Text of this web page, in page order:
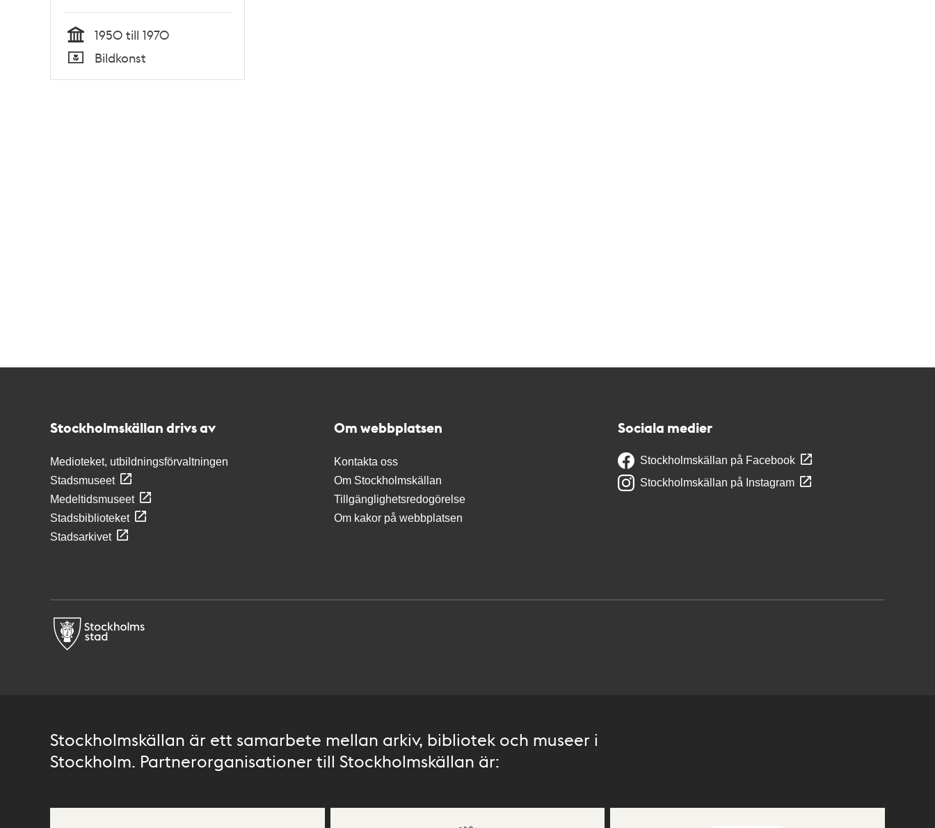
Tid
1950 till 1970
Typ
Bildkonst
Stockholmskällan drivs av
Medioteket, utbildningsförvaltningen
Stadsmuseet
Medeltidsmuseet
Stadsbiblioteket
Stadsarkivet
Om webbplatsen
Kontakta oss
Om Stockholmskällan
Tillgänglighetsredogörelse
Om kakor på webbplatsen
Sociala medier
Stockholmskällan på Facebook
Stockholmskällan på Instagram
Stockholmskällan är ett samarbete mellan arkiv, bibliotek och museer i
Stockholm. Partnerorganisationer till Stockholmskällan är: